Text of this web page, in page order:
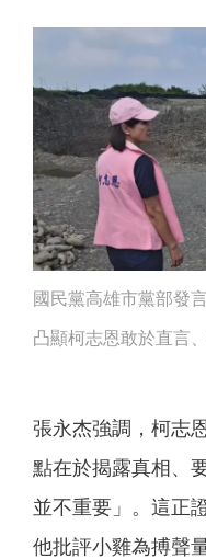
國民黨高雄市黨部發
凸顯柯志恩敢於直言
張永杰強調，柯志
點在於揭露真相、
並不重要」。這正
他批評小雞為搏聲